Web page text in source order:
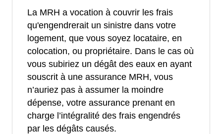
La MRH a vocation à couvrir les frais
qu'engendrerait un sinistre dans votre
logement, que vous soyez locataire, en
colocation, ou propriétaire. Dans le cas où
vous subiriez un dégât des eaux en ayant
souscrit à une assurance MRH, vous
n’auriez pas à assumer la moindre
dépense, votre assurance prenant en
charge l’intégralité des frais engendrés
par les dégâts causés.